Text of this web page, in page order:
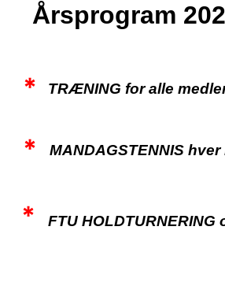
Årsprogram
* TRÆNING for alle
* MANDAGSTENNIS
* FTU